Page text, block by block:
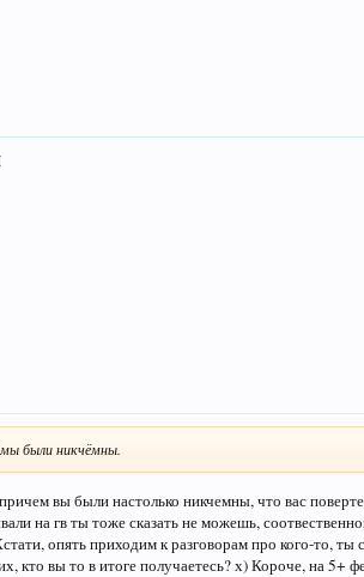
были никчёмны.
вы были настолько никчемны, что вас
на гв ты тоже сказать не можешь,
опять приходим к разговорам про кого-то,
кто вы то в итоге получаетесь? х) Короче, на 5+